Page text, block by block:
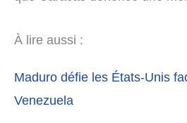
À lire aussi :
Maduro défie les États-Unis
Venezuela